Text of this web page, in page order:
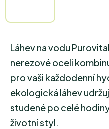
Láhev na vodu
nerezové oceli
pro vaši každodenní
ekologická láhev
studené po celé
životní styl.